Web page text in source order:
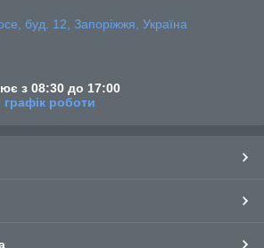
буд. 12, Запоріжжя, Україна
з 08:30 до 17:00
роботи